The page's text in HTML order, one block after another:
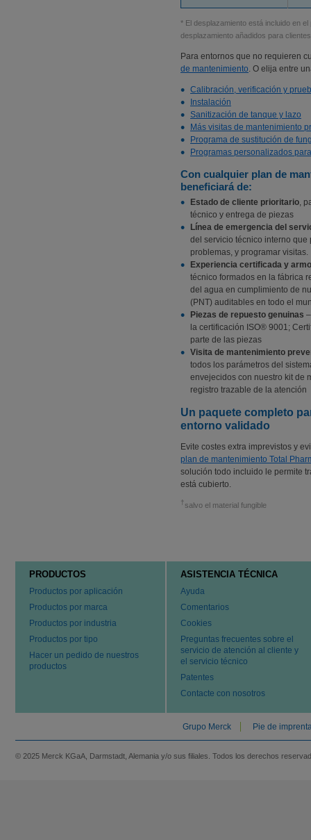
* El desplazamiento está incluido en
desplazamiento añadidos para
Para entornos que no requieren
de mantenimiento. O elija entre
Calibración, verificación y
Instalación
Sanitización de tanque y lazo
Más visitas de mantenimiento
Programa de sustitución de
Programas personalizados
Con cualquier plan de
beneficiará de:
Estado de cliente prioritario,
técnico y entrega de piezas
Línea de emergencia del
del servicio técnico interno
problemas, y programar visitas.
Experiencia certificada y
técnico formados en la fábrica
del agua en cumplimiento de
(PNT) auditables en todo el
Piezas de repuesto genuinas
la certificación ISO® 9001;
parte de las piezas
Visita de mantenimiento
todos los parámetros del
envejecidos con nuestro kit de
registro trazable de la atención
Un paquete completo
entorno validado
Evite costes extra imprevistos y
plan de mantenimiento Total
solución todo incluido le permite
está cubierto.
† salvo el material fungible
PRODUCTOS
Productos por aplicación
Productos por marca
Productos por industria
Productos por tipo
Hacer un pedido de nuestros
productos
ASISTENCIA TÉCNICA
Ayuda
Comentarios
Cookies
Preguntas frecuentes sobre el
servicio de atención al cliente y
el servicio técnico
Patentes
Contacte con nosotros
Grupo Merck Pie de
© 2025 Merck KGaA, Darmstadt, Alemania y/o sus filiales. Todos los derechos